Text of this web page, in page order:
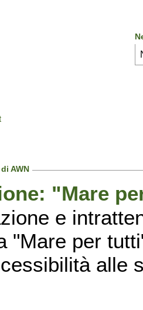
AWN
"Mare
e
"Mare per
alle